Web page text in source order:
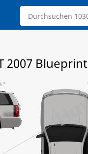
2007 Blueprint